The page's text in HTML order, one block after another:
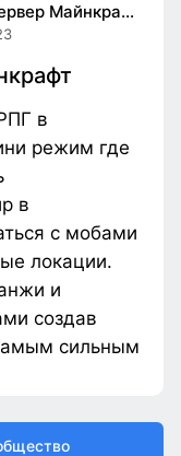
FrozenCraft › Сервер Майнкрафт с Выживанием
в
режим где
в
с мобами
локации.
и
создав
сильным